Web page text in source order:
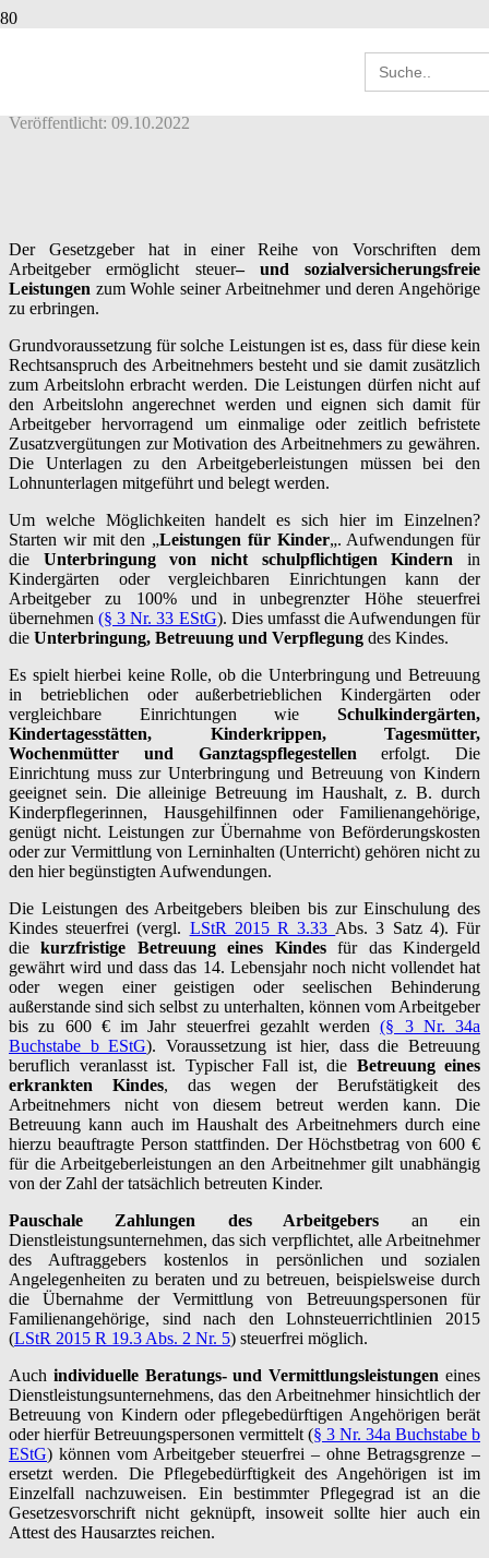
Search
for:
STEUERFREIE FAMILIENFÖRDERUNG
Veröffentlicht: 09.10.2022
Der Gesetzgeber hat in einer Reihe von Vorschriften dem
Arbeitgeber ermöglicht steuer– und sozialversicherungsfreie
Leistungen zum Wohle seiner Arbeitnehmer und deren Angehörige
zu erbringen.
Grundvoraussetzung für solche Leistungen ist es, dass für diese kein
Rechtsanspruch des Arbeitnehmers besteht und sie damit zusätzlich
zum Arbeitslohn erbracht werden. Die Leistungen dürfen nicht auf
den Arbeitslohn angerechnet werden und eignen sich damit für
Arbeitgeber hervorragend um einmalige oder zeitlich befristete
Zusatzvergütungen zur Motivation des Arbeitnehmers zu gewähren.
Die Unterlagen zu den Arbeitgeberleistungen müssen bei den
Lohnunterlagen mitgeführt und belegt werden.
Um welche Möglichkeiten handelt es sich hier im Einzelnen?
Starten wir mit den „Leistungen für Kinder„. Aufwendungen für
die Unterbringung von nicht schulpflichtigen Kindern in
Kindergärten oder vergleichbaren Einrichtungen kann der
Arbeitgeber zu 100% und in unbegrenzter Höhe steuerfrei
übernehmen(§ 3 Nr. 33 EStG). Dies umfasst die Aufwendungen für
die Unterbringung, Betreuung und Verpflegung des Kindes.
Es spielt hierbei keine Rolle, ob die Unterbringung und Betreuung
in betrieblichen oder außerbetrieblichen Kindergärten oder
vergleichbare Einrichtungen wie Schulkindergärten,
Kindertagesstätten, Kinderkrippen, Tagesmütter,
Wochenmütter und Ganztagspflegestellen erfolgt. Die
Einrichtung muss zur Unterbringung und Betreuung von Kindern
geeignet sein. Die alleinige Betreuung im Haushalt, z. B. durch
Kinderpflegerinnen, Hausgehilfinnen oder Familienangehörige,
genügt nicht. Leistungen zur Übernahme von Beförderungskosten
oder zur Vermittlung von Lerninhalten (Unterricht) gehören nicht zu
den hier begünstigten Aufwendungen.
Die Leistungen des Arbeitgebers bleiben bis zur Einschulung des
Kindes steuerfrei (vergl. LStR 2015 R 3.33 Abs. 3 Satz 4). Für
diekurzfristige Betreuung eines Kindesfür das Kindergeld
gewährt wird und dass das 14. Lebensjahr noch nicht vollendet hat
oder wegen einer geistigen oder seelischen Behinderung
außerstande sind sich selbst zu unterhalten, können vom Arbeitgeber
bis zu 600 € im Jahr steuerfrei gezahlt werden(§ 3 Nr. 34a
Buchstabe b EStG). Voraussetzung ist hier, dass die Betreuung
beruflich veranlasst ist. Typischer Fall ist, die Betreuung eines
erkrankten Kindes, das wegen der Berufstätigkeit des
Arbeitnehmers nicht von diesem betreut werden kann. Die
Betreuung kann auch im Haushalt des Arbeitnehmers durch eine
hierzu beauftragte Person stattfinden. Der Höchstbetrag von 600 €
für die Arbeitgeberleistungen an den Arbeitnehmer gilt unabhängig
von der Zahl der tatsächlich betreuten Kinder.
Pauschale Zahlungen des Arbeitgebers an ein
Dienstleistungsunternehmen, das sich verpflichtet, alle Arbeitnehmer
des Auftraggebers kostenlos in persönlichen und sozialen
Angelegenheiten zu beraten und zu betreuen, beispielsweise durch
die Übernahme der Vermittlung von Betreuungspersonen für
Familienangehörige, sind nach den Lohnsteuerrichtlinien 2015
(LStR 2015 R 19.3 Abs. 2 Nr. 5) steuerfrei möglich.
Auch individuelle Beratungs- und Vermittlungsleistungen eines
Dienstleistungsunternehmens, das den Arbeitnehmer hinsichtlich der
Betreuung von Kindern oder pflegebedürftigen Angehörigen berät
oder hierfür Betreuungspersonen vermittelt (§ 3 Nr. 34a Buchstabe b
EStG) können vom Arbeitgeber steuerfrei – ohne Betragsgrenze –
ersetzt werden. Die Pflegebedürftigkeit des Angehörigen ist im
Einzelfall nachzuweisen. Ein bestimmter Pflegegrad ist an die
Gesetzesvorschrift nicht geknüpft, insoweit sollte hier auch ein
Attest des Hausarztes reichen.